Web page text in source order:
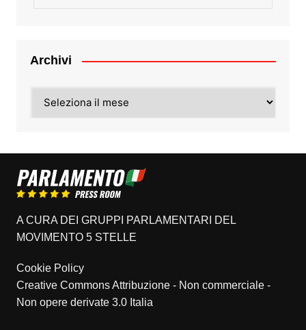
Archivi
A CURA DEI GRUPPI PARLAMENTARI DEL
MOVIMENTO 5 STELLE
Cookie Policy
Creative Commons Attribuzione - Non commerciale -
Non opere derivate 3.0 Italia